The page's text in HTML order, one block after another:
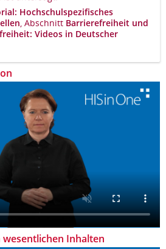
Hochschulspezifisches
, Abschnitt Barrierefreiheit und
Videos in Deutscher
Inhalten